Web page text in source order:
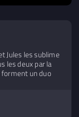
Jules les sublime
les deux par la
forment un duo
proposent
et entêtantes.